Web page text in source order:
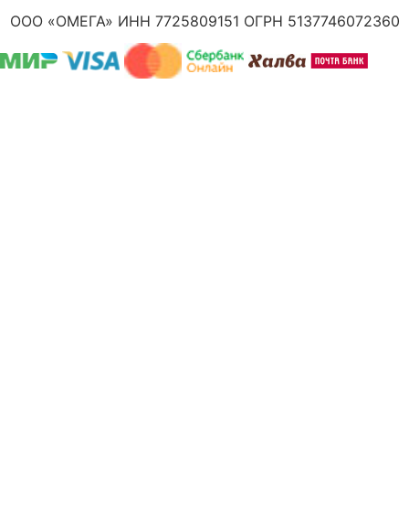
ООО «ОМЕГА» ИНН 7725809151 ОГРН 5137746072360